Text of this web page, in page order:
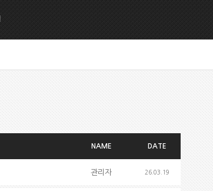
NAME DATE
관리자 26.03.19